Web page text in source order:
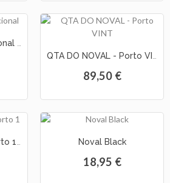
89,50 €
Noval Black
18,95 €